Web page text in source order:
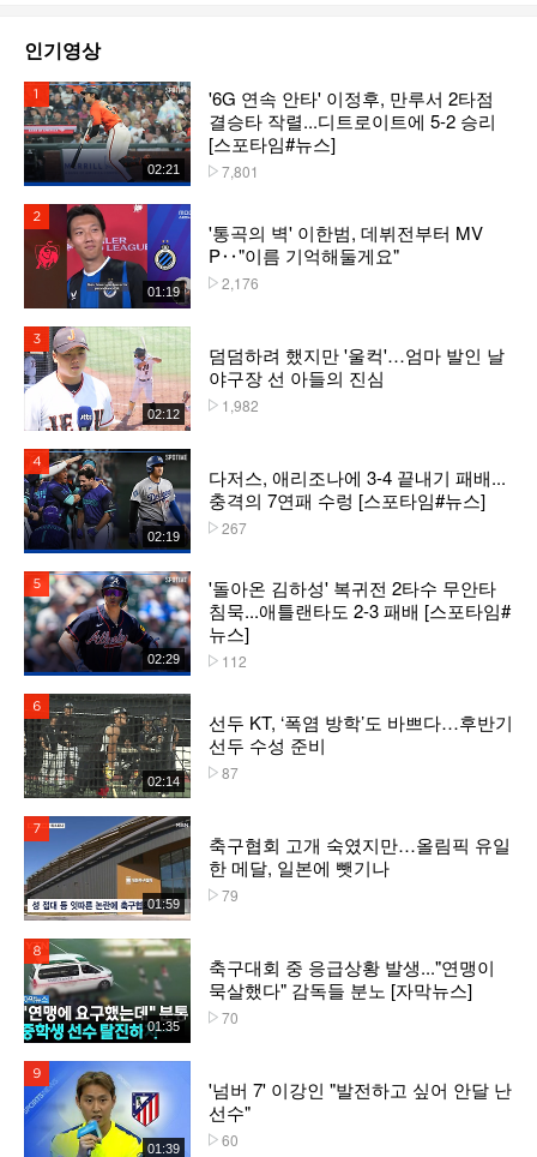
인기영상
02:21
'6G 연속 안타' 이정후, 만루서 2타점
결승타 작렬...디트로이트에 5-2 승리
[스포타임#뉴스]
7,801
01:19
'통곡의 벽' 이한범, 데뷔전부터 MV
P‥"이름 기억해둘게요"
2,176
02:12
덤덤하려 했지만 '울컥'…엄마 발인 날
야구장 선 아들의 진심
1,982
02:19
다저스, 애리조나에 3-4 끝내기 패배...
충격의 7연패 수렁 [스포타임#뉴스]
267
02:29
'돌아온 김하성' 복귀전 2타수 무안타
침묵...애틀랜타도 2-3 패배 [스포타임#
뉴스]
112
02:14
선두 KT, ‘폭염 방학’도 바쁘다…후반기
선두 수성 준비
87
01:59
축구협회 고개 숙였지만…올림픽 유일
한 메달, 일본에 뺏기나
79
01:35
축구대회 중 응급상황 발생..."연맹이
묵살했다" 감독들 분노 [자막뉴스]
70
01:39
'넘버 7' 이강인 "발전하고 싶어 안달 난
선수"
60